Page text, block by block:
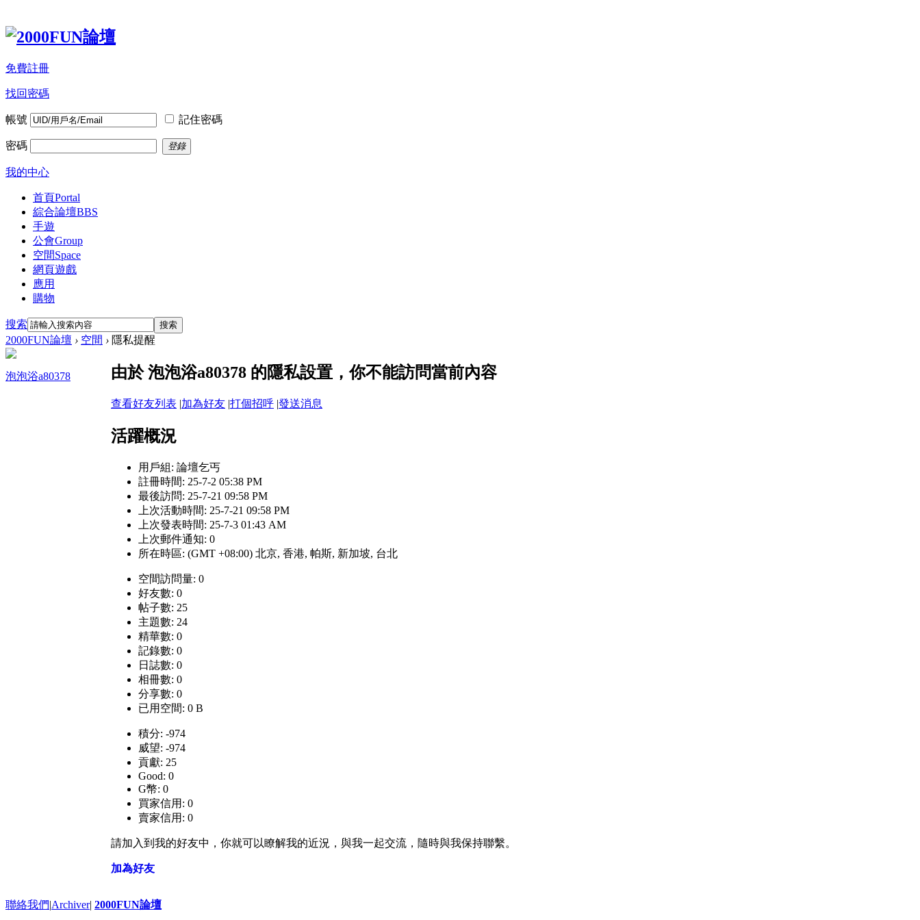
免費註冊
找回密碼
帳號 記住密碼
密碼 登錄
我的中心
首頁Portal
綜合論壇BBS
手遊
公會Group
空間Space
網頁遊戲
應用
購物
搜索 搜索
2000FUN論壇 › 空間 › 隱私提醒
泡泡浴a80378 由於 泡泡浴a80378 的隱私設置，你不能訪問當前內容
查看好友列表 |加為好友 |打個招呼 |發送消息
活躍概況
用戶組: 論壇乞丐
註冊時間: 25-7-2 05:38 PM
最後訪問: 25-7-21 09:58 PM
上次活動時間: 25-7-21 09:58 PM
上次發表時間: 25-7-3 01:43 AM
上次郵件通知: 0
所在時區: (GMT +08:00) 北京, 香港, 帕斯, 新加坡, 台北
空間訪問量: 0
好友數: 0
帖子數: 25
主題數: 24
精華數: 0
記錄數: 0
日誌數: 0
相冊數: 0
分享數: 0
已用空間: 0 B
積分: -974
威望: -974
貢獻: 25
Good: 0
G幣: 0
買家信用: 0
賣家信用: 0
請加入到我的好友中，你就可以瞭解我的近況，與我一起交流，隨時與我保持聯繫。
加為好友
聯絡我們|Archiver| 2000FUN論壇